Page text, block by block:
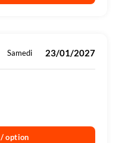
Samedi 23/01/2027
/ option